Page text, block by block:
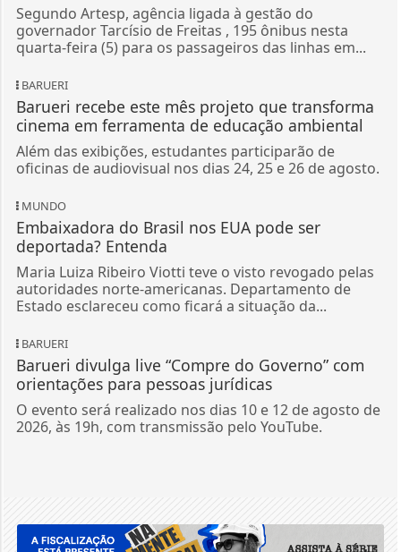
Segundo Artesp, agência ligada à gestão do
governador Tarcísio de Freitas , 195 ônibus nesta
quarta-feira (5) para os passageiros das linhas em...
BARUERI
Barueri recebe este mês projeto que transforma
cinema em ferramenta de educação ambiental
Além das exibições, estudantes participarão de
oficinas de audiovisual nos dias 24, 25 e 26 de agosto.
MUNDO
Embaixadora do Brasil nos EUA pode ser
deportada? Entenda
Maria Luiza Ribeiro Viotti teve o visto revogado pelas
autoridades norte-americanas. Departamento de
Estado esclareceu como ficará a situação da...
BARUERI
Barueri divulga live “Compre do Governo” com
orientações para pessoas jurídicas
O evento será realizado nos dias 10 e 12 de agosto de
2026, às 19h, com transmissão pelo YouTube.